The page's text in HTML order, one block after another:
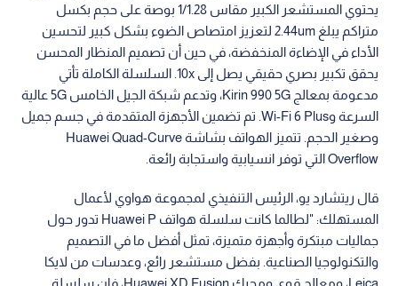
يحتوي المستشعر الكبير مقاس 1/1.28 بوصة على حجم بكسل
متراكم يبلغ 2.44um لتعزيز امتصاص الضوء بشكل كبير لتحسين
الأداء في الإضاءة المنخفضة، في حين أن تصميم المنظار المحسن
يحقق تكبير بصري حقيقي يصل إلى 10x. السلسلة الكاملة تأتي
مدعومة بمعالج Kirin 990 5G، وتدعم شبكة الجيل الخامس 5G عالية
السرعة وWi-Fi 6 Plus. تم تضمين الأجهزة المتقدمة في جسم جميل
وصغير الحجم. تتميز الهواتف بشاشة Huawei Quad-Curve
Overflow التي توفر انسيابية واستجابة رائعة.
قال ريتشارد يو، الرئيس التنفيذي لمجموعة هواوي لأعمال
المستهلك: "لطالما كانت سلسلة هواتف Huawei P تدور حول
جماليات مبتكرة وأجهزة متميزة، تمثل أفضل ما في التصميم
والتكنولوجيا الصناعية. بفضل مستشعر رائع، وعدسات من لايكا
Leica، ومعالج قوي ومحرك Huawei XD Fusion، فإن سلسلة